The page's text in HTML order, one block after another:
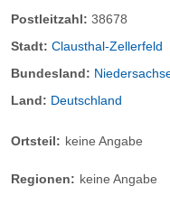
Postleitzahl: 38678
Stadt: Clausthal-Zellerfeld
Bundesland:
Land: Deutschland
Ortsteil: keine Angabe
Regionen: keine Angabe